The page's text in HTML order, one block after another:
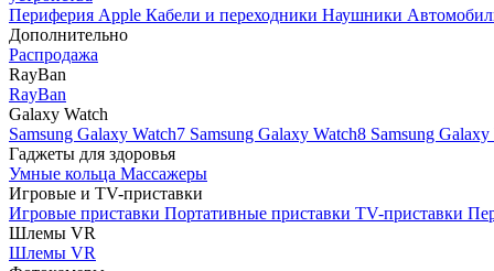
Периферия Apple Кабели и переходники Наушники
Дополнительно
Распродажа
RayBan
RayBan
Galaxy Watch
Samsung Galaxy Watch7 Samsung Galaxy Watch8 Samsung
Гаджеты для здоровья
Умные кольца Массажеры
Игровые и TV-приставки
Игровые приставки Портативные приставки TV-приставки
Шлемы VR
Шлемы VR